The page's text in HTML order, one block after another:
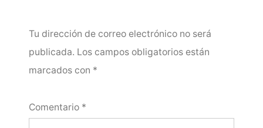
Tu dirección de correo electrónico no será
publicada. Los campos obligatorios están
marcados con *
Comentario *